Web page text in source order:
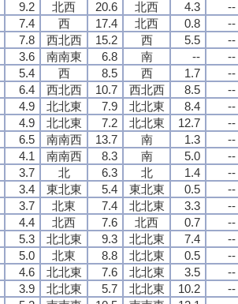
9.2 北西 20.6 北西 4.3 --
7.4 西 17.4 北西 0.8 --
7.8 西北西 15.2 西 5.5 --
3.6 南南東 6.8 南 -- --
5.4 西 8.5 西 1.7 --
6.4 西北西 10.7 西北西 8.5 --
4.9 北北東 7.9 北北東 8.4 --
4.9 北北東 7.2 北北東 12.7 --
6.5 南南西 13.7 南 1.3 --
4.1 南南西 8.3 南 5.0 --
3.7 北 6.3 北 1.4 --
3.4 東北東 5.4 東北東 0.5 --
3.7 北東 7.4 北北東 3.3 --
4.4 北西 7.6 北西 0.7 --
5.3 北北東 9.3 北北東 7.4 --
5.0 北東 8.8 北北東 0.5 --
4.6 北北東 7.6 北北東 3.5 --
3.9 北北東 5.7 北北東 10.2 --